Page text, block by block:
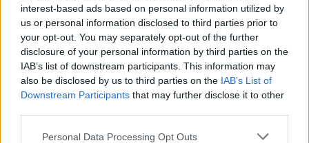
interest-based ads based on personal information utilized by
us or personal information disclosed to third parties prior to
your opt-out. You may separately opt-out of the further
disclosure of your personal information by third parties on the
IAB’s list of downstream participants. This information may
also be disclosed by us to third parties on the IAB’s List of
Downstream Participants that may further disclose it to other
Personal Data Processing Opt Outs
Β.Σ. Καρούλιας: Τζίρος 98,7 εκατ. ευρώ και
αύξηση κερδών 57% - Τα νέα στοιχήματα σε low
& non alcohol
06/08/2026 - 11:48 ΕΠΙΧΕΙΡΗΣΕΙΣ
18η συνεχόμενη χρονιά για τον ΟΤΕ στη διεθνή
σειρά δεικτών FTSE4Good